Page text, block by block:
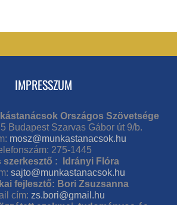
IMPRESSZUM
Országos Szövetsége
Budapest Szarvas Gábor út 9/b.
mosz@munkastanacsok.hu
275-1445
szerkesztő : Idrányi Flóra
sajto@munkastanacsok.hu
fejlesztő: Bori Zsuzsanna
cím: zs.bori@gmail.hu